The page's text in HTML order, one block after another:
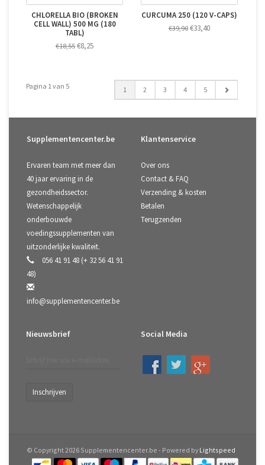
CHLORELLA BIO (BROKEN
CELL WALL) 500 MG (180
TABL)
€18,55 €8,25
CURCUMA 250 (120 V-CAPS)
€39,90 €33,40
Pagina 1 van 5 1 2 3 4 5
Supplementencenter.be
Ervaren team met meer dan
40 jaar ervaring in de
gezondheidssector.
Wetenschappelijk
onderbouwde
voedingssupplementen van
uitzonderlijke kwaliteit.
056 41 91 48 (+ 32 56 41 91
48)
info@supplementencenter.be
Klantenservice
Over ons
Contact & FAQ
Verzending & kosten
Betalen
Terugzenden
Nieuwsbrief
Inschrijven
Social Media
© Copyright 2026 Supplementencenter.be - Powered by Lightspeed